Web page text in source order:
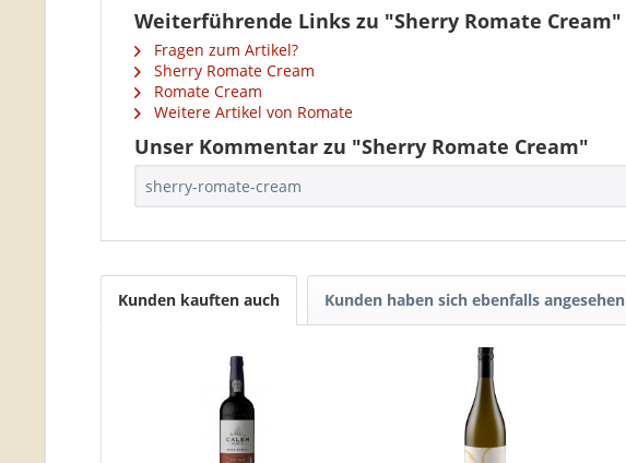
Weiterführende Links zu "Sherry Romate Cream"
Fragen zum Artikel?
Sherry Romate Cream
Romate Cream
Weitere Artikel von Romate
Unser Kommentar zu "Sherry Romate Cream"
sherry-romate-cream
Kunden kauften auch Kunden haben sich ebenfalls angesehen